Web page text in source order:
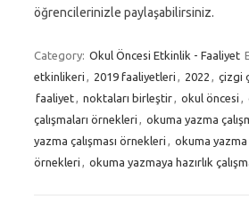
öğrencilerinizle paylaşabilirsiniz.
Category: Okul Öncesi Etkinlik - Faaliyet
etkinlikeri
2019 faaliyetleri 2022 çizgi
faaliyet
noktaları birleştir okul öncesi
çalışmaları örnekleri
okuma yazma
yazma çalışması örnekleri
okuma yazma
örnekleri
okuma yazmaya hazırlık